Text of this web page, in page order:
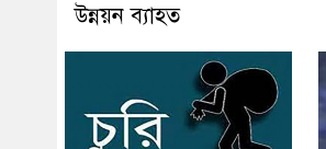
উন্নয়ন ব্যাহত